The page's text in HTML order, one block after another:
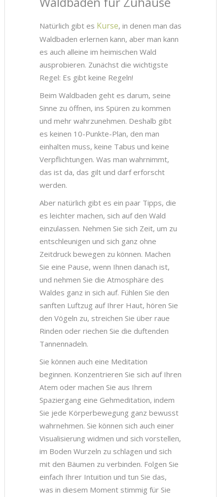
Natürlich gibt es Kurse, in denen man das
Waldbaden erlernen kann, aber man kann
es auch alleine im heimischen Wald
ausprobieren. Zunächst die wichtigste
Regel: Es gibt keine Regeln!
Beim Waldbaden geht es darum, seine
Sinne zu öffnen, ins Spüren zu kommen
und mehr wahrzunehmen. Deshalb gibt
es keinen 10-Punkte-Plan, den man
einhalten muss, keine Tabus und keine
Verpflichtungen. Was man wahrnimmt,
das ist da, das gilt und darf erforscht
werden.
Aber natürlich gibt es ein paar Tipps, die
es leichter machen, sich auf den Wald
einzulassen. Nehmen Sie sich Zeit, um zu
entschleunigen und sich ganz ohne
Zeitdruck bewegen zu können. Machen
Sie eine Pause, wenn Ihnen danach ist,
und nehmen Sie die Atmosphäre des
Waldes ganz in sich auf. Fühlen Sie den
sanften Luftzug auf Ihrer Haut, hören Sie
den Vögeln zu, streichen Sie über raue
Rinden oder riechen Sie die duftenden
Tannennadeln.
Sie können auch eine Meditation
beginnen. Konzentrieren Sie sich auf Ihren
Atem oder machen Sie aus Ihrem
Spaziergang eine Gehmeditation, indem
Sie jede Körperbewegung ganz bewusst
wahrnehmen. Sie können sich auch einer
Visualisierung widmen und sich vorstellen,
im Boden Wurzeln zu schlagen und sich
mit den Bäumen zu verbinden. Folgen Sie
einfach Ihrer Intuition und tun Sie das,
was in diesem Moment stimmig für Sie